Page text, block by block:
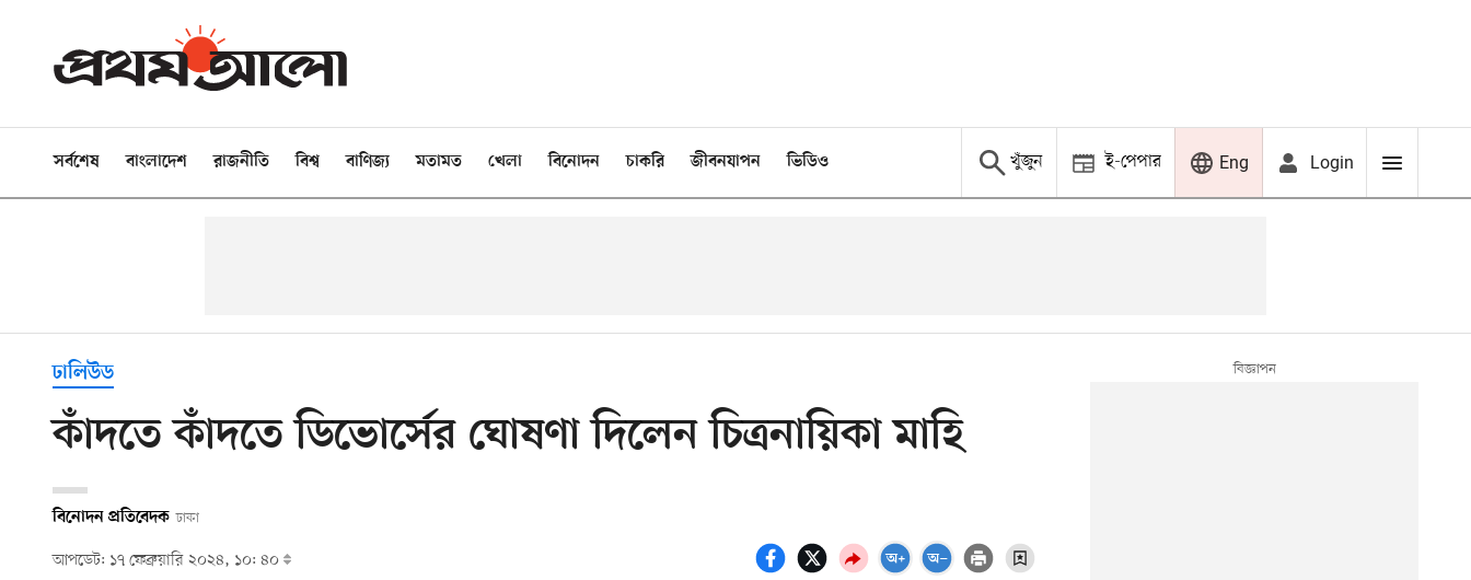
সর্বশেষ বাংলাদেশ রাজনীতি বিশ্ব বাণিজ্য মতামত খেলা বিনোদন চাকরি জীবনযাপন ভিডিও খুঁজুন ই-পেপার Eng Login
ঢালিউড
কাঁদতে কাঁদতে ডিভোর্সের ঘোষণা দিলেন চিত্রনায়িকা মাহি
বিনোদন প্রতিবেদক ঢাকা
আপডেট: ১৭ ফেব্রুয়ারি ২০২৪, ১০: ৪০